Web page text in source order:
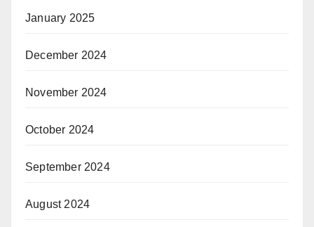
January 2025
December 2024
November 2024
October 2024
September 2024
August 2024